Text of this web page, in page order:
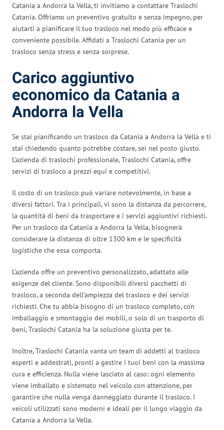
Catania a Andorra la Vella, ti invitiamo a contattare Traslochi
Catania. Offriamo un preventivo gratuito e senza impegno, per
aiutarti a pianificare il tuo trasloco nel modo più efficace e
conveniente possibile. Affidati a Traslochi Catania per un
trasloco senza stress e senza sorprese.
Carico aggiuntivo
economico da Catania a
Andorra la Vella
Se stai pianificando un trasloco da Catania a Andorra la Vella e ti
stai chiedendo quanto potrebbe costare, sei nel posto giusto.
L’azienda di traslochi professionale, Traslochi Catania, offre
servizi di trasloco a prezzi equi e competitivi.
Il costo di un trasloco può variare notevolmente, in base a
diversi fattori. Tra i principali, vi sono la distanza da percorrere,
la quantità di beni da trasportare e i servizi aggiuntivi richiesti.
Per un trasloco da Catania a Andorra la Vella, bisognerà
considerare la distanza di oltre 1300 km e le specificità
logistiche che essa comporta.
L’azienda offre un preventivo personalizzato, adattato alle
esigenze del cliente. Sono disponibili diversi pacchetti di
trasloco, a seconda dell’ampiezza del trasloco e dei servizi
richiesti. Che tu abbia bisogno di un trasloco completo, con
imballaggio e smontaggio dei mobili, o solo di un trasporto di
beni, Traslochi Catania ha la soluzione giusta per te.
Inoltre, Traslochi Catania vanta un team di addetti al trasloco
esperti e addestrati, pronti a gestire i tuoi beni con la massima
cura e efficienza. Nulla viene lasciato al caso: ogni elemento
viene imballato e sistemato nel veicolo con attenzione, per
garantire che nulla venga danneggiato durante il trasloco. I
veicoli utilizzati sono moderni e ideali per il lungo viaggio da
Catania a Andorra la Vella.